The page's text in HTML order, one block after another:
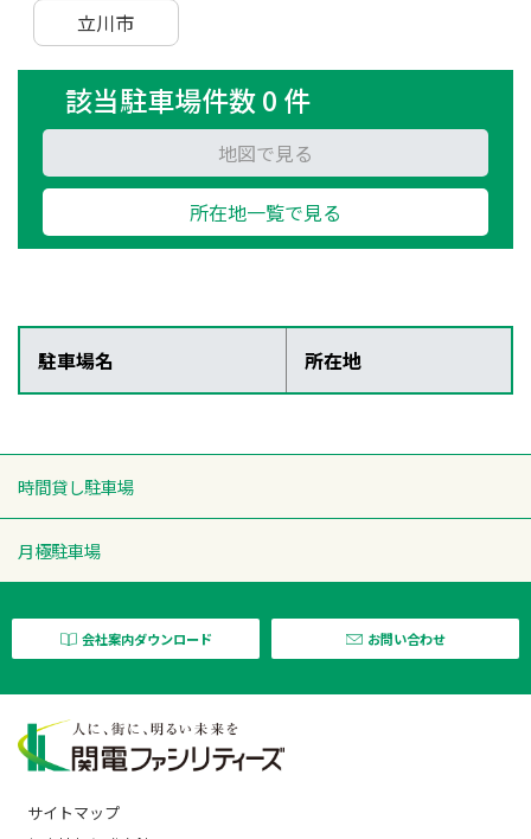
時間貸し駐車場
月極駐車場
立川市
該当駐車場件数 0 件
地図で見る
所在地一覧で見る
駐車場名 所在地
会社案内ダウンロード お問い合わせ
サイトマップ